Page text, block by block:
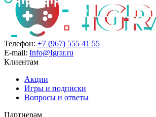
Телефон: +7 (967) 555 41 55
E-mail: Info@Igrar.ru
Клиентам
Акции
Игры и подписки
Вопросы и ответы
Партнерам